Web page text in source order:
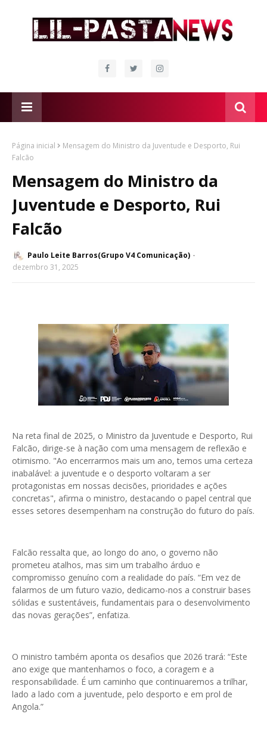
Página inicial
Mensagem do Ministro da Juventude e Desporto, Rui
Falcão
Mensagem do Ministro da
Juventude e Desporto, Rui
Falcão
Paulo Leite Barros(Grupo V4 Comunicação)
dezembro 31, 2025
Na reta final de 2025, o Ministro da Juventude e Desporto, Rui
Falcão, dirige-se à nação com uma mensagem de reflexão e
otimismo. "Ao encerrarmos mais um ano, temos uma certeza
inabalável: a juventude e o desporto voltaram a ser
protagonistas em nossas decisões, prioridades e ações
concretas", afirma o ministro, destacando o papel central que
esses setores desempenham na construção do futuro do país.
Falcão ressalta que, ao longo do ano, o governo não
prometeu atalhos, mas sim um trabalho árduo e
compromisso genuíno com a realidade do país. “Em vez de
falarmos de um futuro vazio, dedicamo-nos a construir bases
sólidas e sustentáveis, fundamentais para o desenvolvimento
das novas gerações”, enfatiza.
O ministro também aponta os desafios que 2026 trará: “Este
ano exige que mantenhamos o foco, a coragem e a
responsabilidade. É um caminho que continuaremos a trilhar,
lado a lado com a juventude, pelo desporto e em prol de
Angola.”